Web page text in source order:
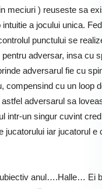
meciuri ) reuseste sa
a jocului unica.
punctului se
adversar, insa cu
adversarul fie cu
compensind cu un loop
adversarul sa
intr-un singur cuvint
jucatorului iar jucatorul e
anul….Halle… Ei